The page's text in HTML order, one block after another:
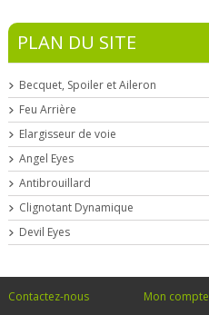
PLAN DU SITE
Becquet, Spoiler et Aileron
Feu Arrière
Elargisseur de voie
Angel Eyes
Antibrouillard
Clignotant Dynamique
Devil Eyes
Contactez-nous Mon compte